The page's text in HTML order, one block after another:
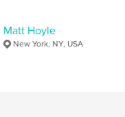
Matt Hoyle
New York, NY, USA